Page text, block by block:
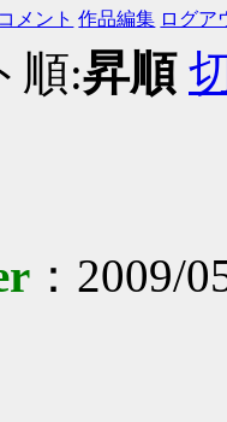
メント 作品編集 ログア
順:昇順
： 2009/